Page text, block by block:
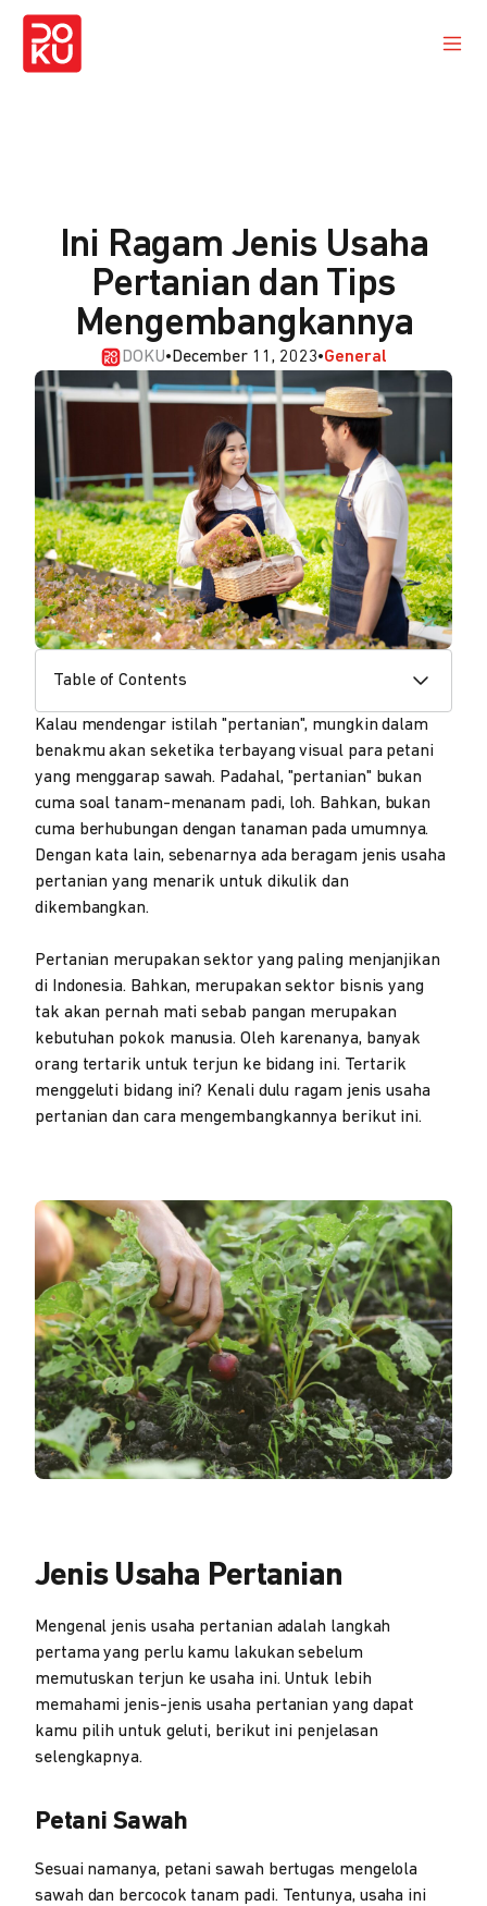
Ini Ragam Jenis Usaha
Pertanian dan Tips
Mengembangkannya
DOKU• December 11, 2023•General
Table of Contents
Kalau mendengar istilah "pertanian", mungkin dalam
benakmu akan seketika terbayang visual para petani
yang menggarap sawah. Padahal, "pertanian" bukan
cuma soal tanam-menanam padi, loh. Bahkan, bukan
cuma berhubungan dengan tanaman pada umumnya.
Dengan kata lain, sebenarnya ada beragam jenis usaha
pertanian yang menarik untuk dikulik dan
dikembangkan.
Pertanian merupakan sektor yang paling menjanjikan
di Indonesia. Bahkan, merupakan sektor bisnis yang
tak akan pernah mati sebab pangan merupakan
kebutuhan pokok manusia. Oleh karenanya, banyak
orang tertarik untuk terjun ke bidang ini. Tertarik
menggeluti bidang ini? Kenali dulu ragam jenis usaha
pertanian dan cara mengembangkannya berikut ini.
Jenis Usaha Pertanian
Mengenal jenis usaha pertanian adalah langkah
pertama yang perlu kamu lakukan sebelum
memutuskan terjun ke usaha ini. Untuk lebih
memahami jenis-jenis usaha pertanian yang dapat
kamu pilih untuk geluti, berikut ini penjelasan
selengkapnya.
Petani Sawah
Sesuai namanya, petani sawah bertugas mengelola
sawah dan bercocok tanam padi. Tentunya, usaha ini